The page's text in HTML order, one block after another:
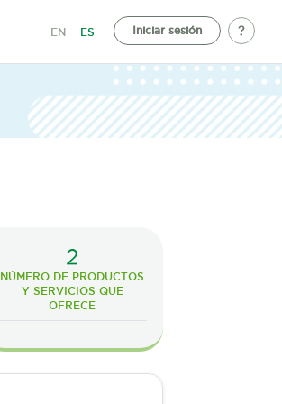
EN ES Iniciar sesión
2
NÚMERO DE PRODUCTOS
Y SERVICIOS QUE
OFRECE